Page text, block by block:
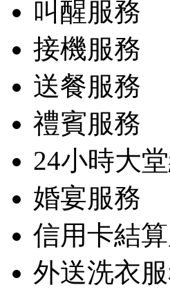
叫醒服務
接機服務
送餐服務
禮賓服務
24小時大
婚宴服務
信用卡結
外送洗衣